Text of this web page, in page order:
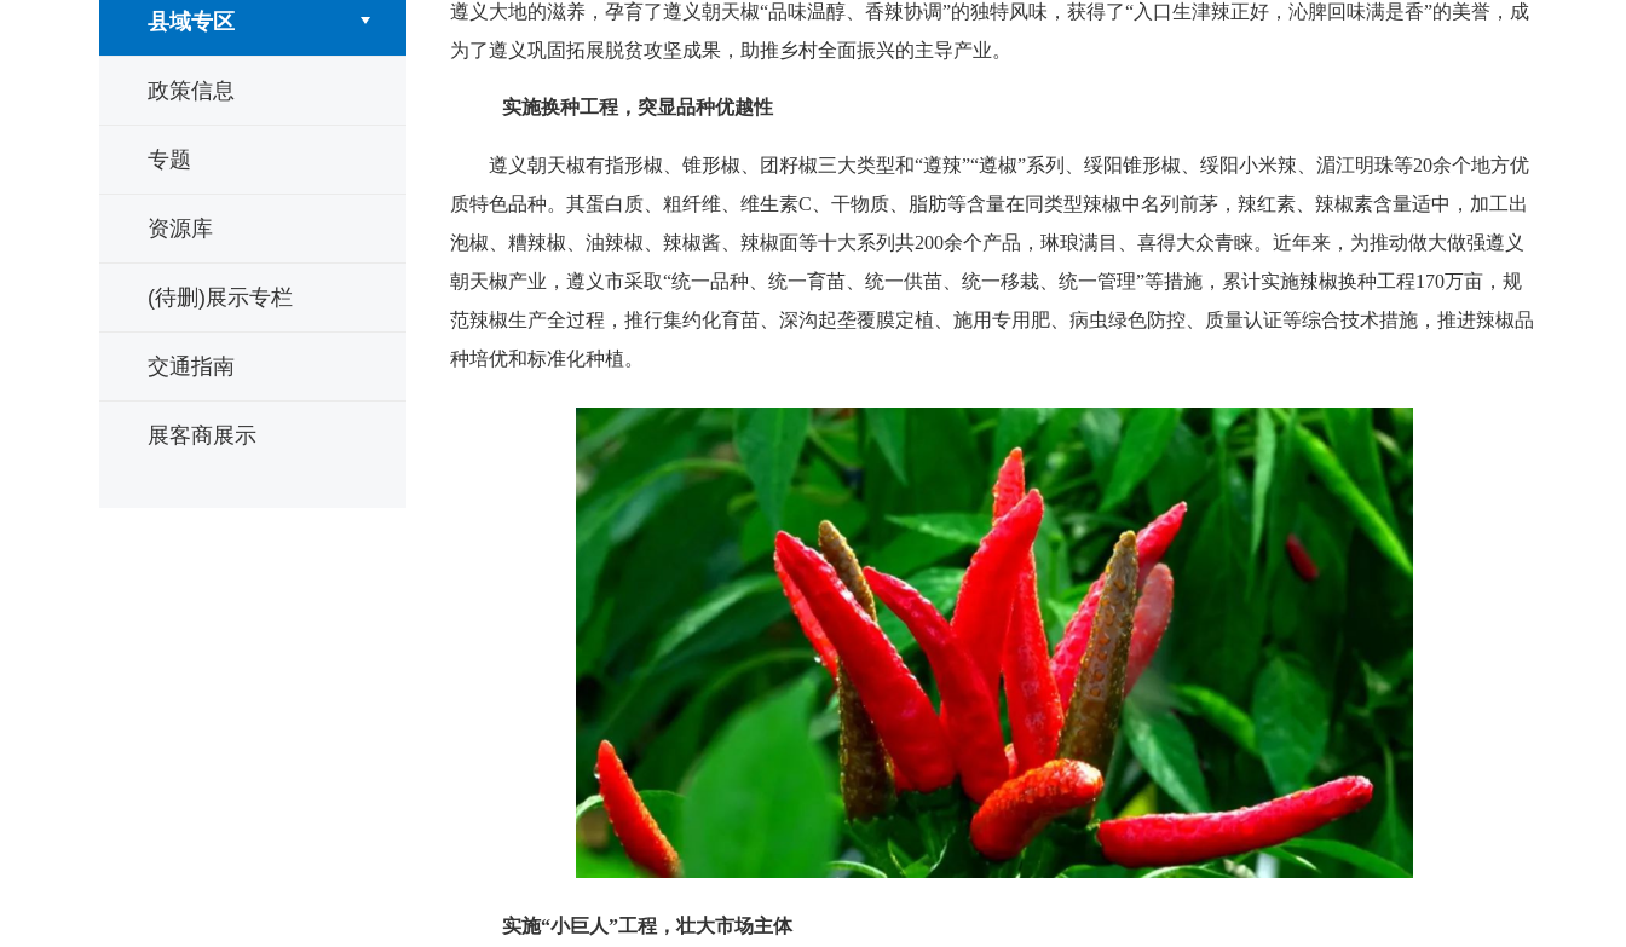
县域专区
政策信息
专题
资源库
(待删)展示专栏
交通指南
展客商展示
遵义大地的滋养，孕育了遵义朝天椒“品味温醇、香辣协调”的独特风味，获得了“入口生津辣正好，沁脾回味满是香”的美誉，成
为了遵义巩固拓展脱贫攻坚成果，助推乡村全面振兴的主导产业。
实施换种工程，突显品种优越性
遵义朝天椒有指形椒、锥形椒、团籽椒三大类型和“遵辣”“遵椒”系列、绥阳锥形椒、绥阳小米辣、湄江明珠等20余个地方优
质特色品种。其蛋白质、粗纤维、维生素C、干物质、脂肪等含量在同类型辣椒中名列前茅，辣红素、辣椒素含量适中，加工出
泡椒、糟辣椒、油辣椒、辣椒酱、辣椒面等十大系列共200余个产品，琳琅满目、喜得大众青睐。近年来，为推动做大做强遵义
朝天椒产业，遵义市采取“统一品种、统一育苗、统一供苗、统一移栽、统一管理”等措施，累计实施辣椒换种工程170万亩，规
范辣椒生产全过程，推行集约化育苗、深沟起垄覆膜定植、施用专用肥、病虫绿色防控、质量认证等综合技术措施，推进辣椒品
种培优和标准化种植。
实施“小巨人”工程，壮大市场主体